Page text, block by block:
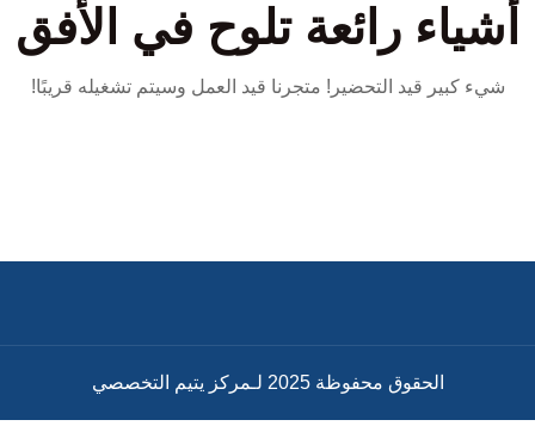
أشياء رائعة تلوح في الأفق
شيء كبير قيد التحضير! متجرنا قيد العمل وسيتم تشغيله قريبًا!
الحقوق محفوظة 2025 لـمركز يتيم التخصصي